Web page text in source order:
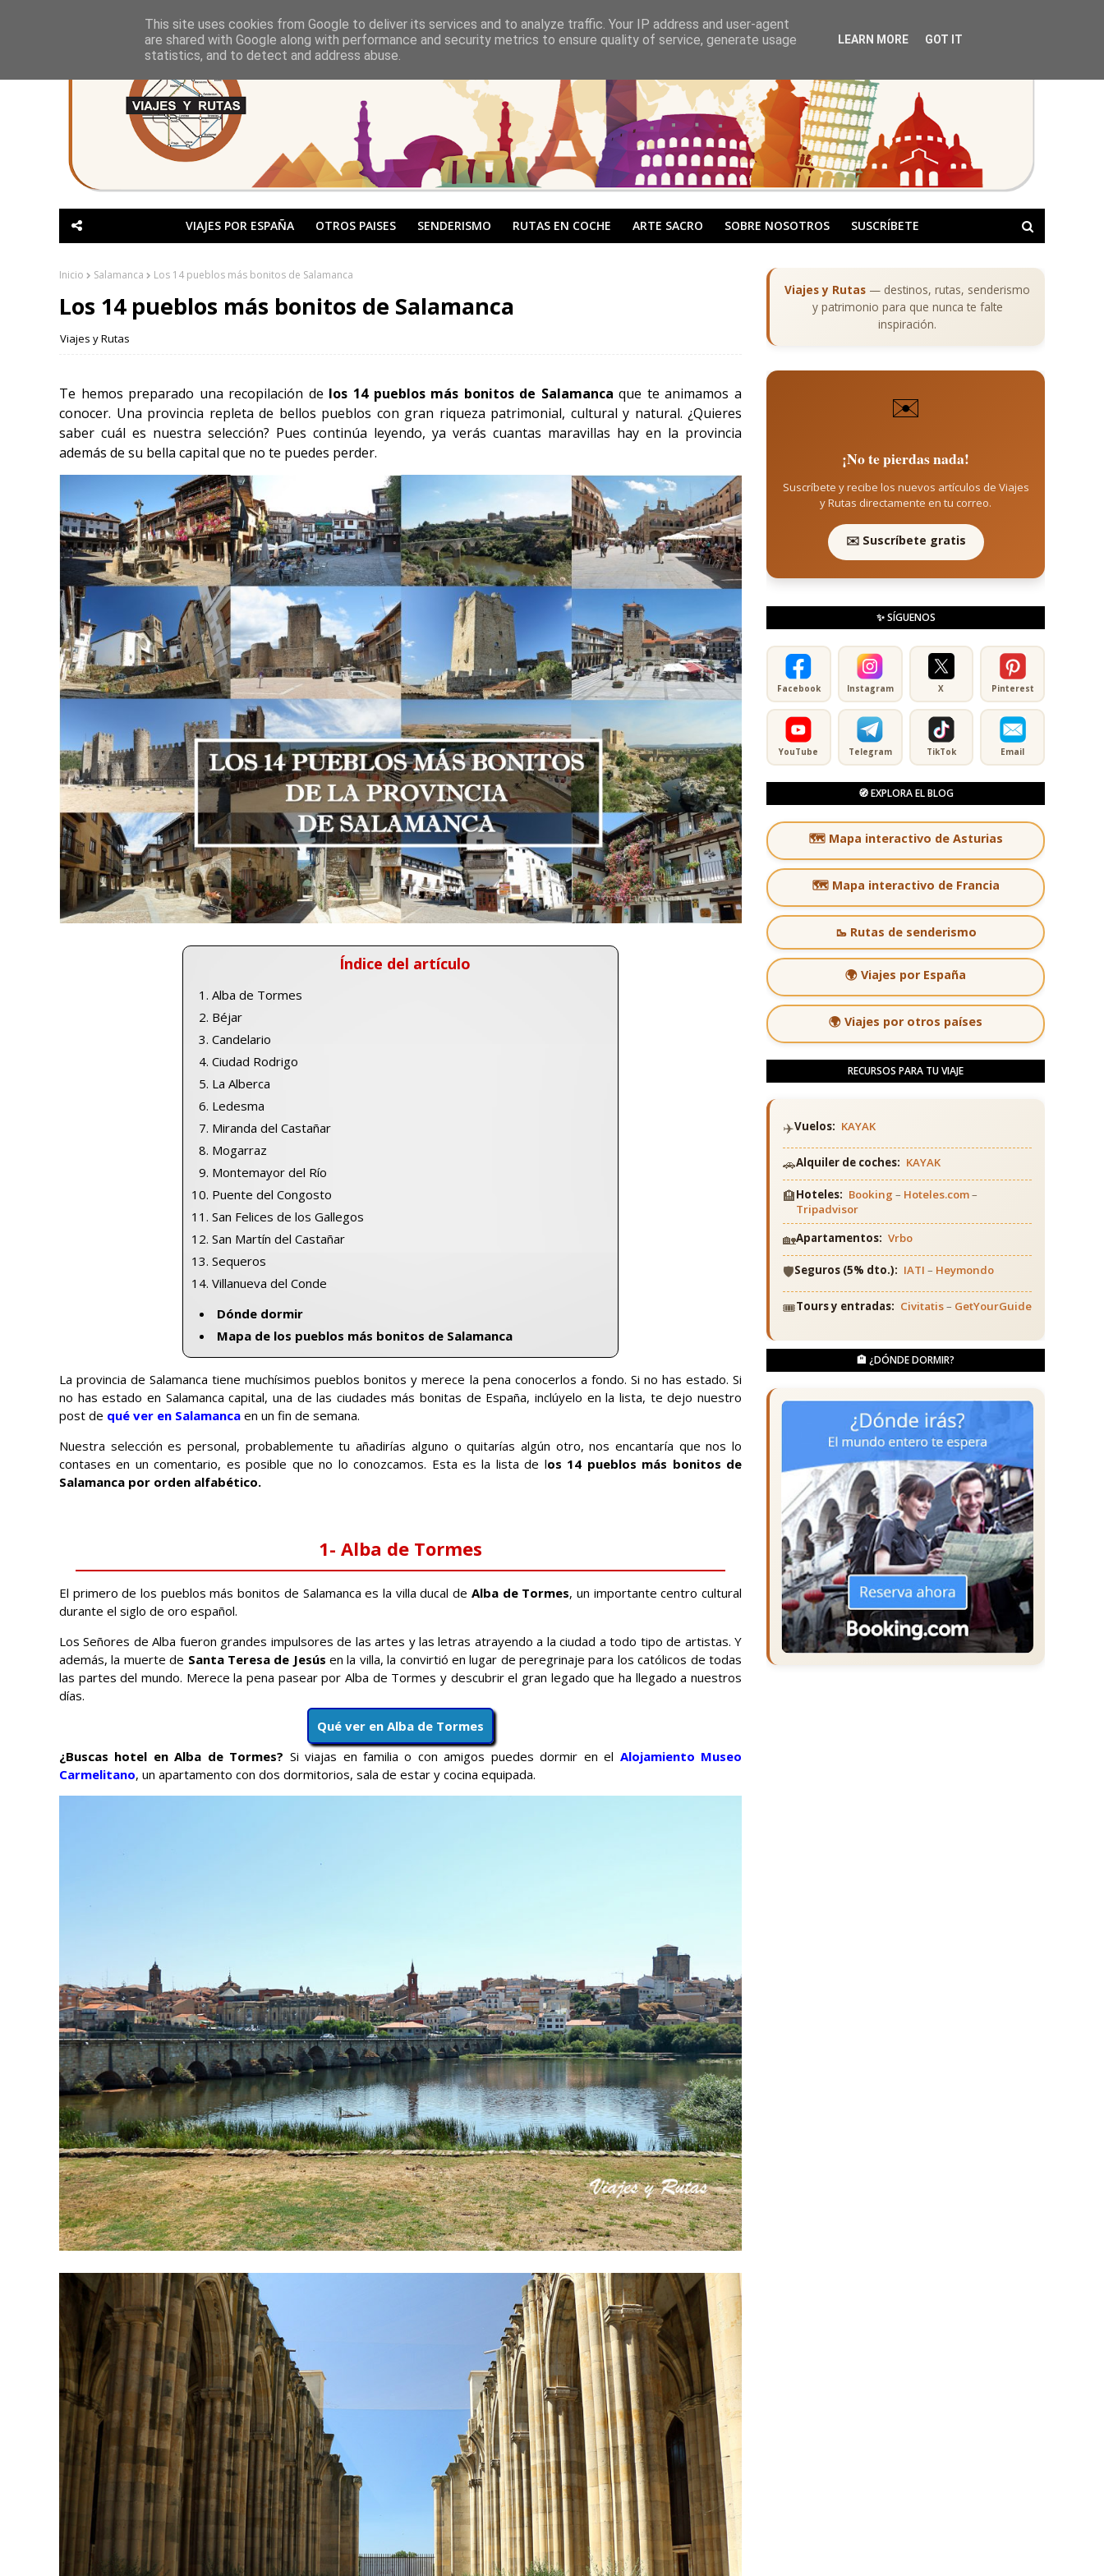
VIAJES POR ESPAÑA OTROS PAISES SENDERISMO RUTAS EN COCHE ARTE SACRO SOBRE NOSOTROS SUSCRÍBETE
Inicio Salamanca Los 14 pueblos más bonitos de Salamanca
Los 14 pueblos más bonitos de Salamanca
Viajes y Rutas
Te hemos preparado una recopilación de los 14 pueblos más bonitos de Salamanca que te animamos a
conocer. Una provincia repleta de bellos pueblos con gran riqueza patrimonial, cultural y natural. ¿Quieres
saber cuál es nuestra selección? Pues continúa leyendo, ya verás cuantas maravillas hay en la provincia
además de su bella capital que no te puedes perder.
Índice del artículo
Alba de Tormes
Béjar
Candelario
Ciudad Rodrigo
La Alberca
Ledesma
Miranda del Castañar
Mogarraz
Montemayor del Río
Puente del Congosto
San Felices de los Gallegos
San Martín del Castañar
Sequeros
Villanueva del Conde
Dónde dormir
Mapa de los pueblos más bonitos de Salamanca
La provincia de Salamanca tiene muchísimos pueblos bonitos y merece la pena conocerlos a fondo. Si no has estado. Si
no has estado en Salamanca capital, una de las ciudades más bonitas de España, inclúyelo en la lista, te dejo nuestro
post de qué ver en Salamanca en un fin de semana.
Nuestra selección es personal, probablemente tu añadirías alguno o quitarías algún otro, nos encantaría que nos lo
contases en un comentario, es posible que no lo conozcamos. Esta es la lista de los 14 pueblos más bonitos de
Salamanca por orden alfabético.
1- Alba de Tormes
El primero de los pueblos más bonitos de Salamanca es la villa ducal de Alba de Tormes, un importante centro cultural
durante el siglo de oro español.
Los Señores de Alba fueron grandes impulsores de las artes y las letras atrayendo a la ciudad a todo tipo de artistas. Y
además, la muerte de Santa Teresa de Jesús en la villa, la convirtió en lugar de peregrinaje para los católicos de todas
las partes del mundo. Merece la pena pasear por Alba de Tormes y descubrir el gran legado que ha llegado a nuestros
días.
Qué ver en Alba de Tormes
¿Buscas hotel en Alba de Tormes? Si viajas en familia o con amigos puedes dormir en el Alojamiento Museo
Carmelitano, un apartamento con dos dormitorios, sala de estar y cocina equipada.
Viajes y Rutas — destinos, rutas, senderismo
y patrimonio para que nunca te falte
inspiración.
✉️
¡No te pierdas nada!
Suscríbete y recibe los nuevos artículos de Viajes
y Rutas directamente en tu correo.
✉️ Suscríbete gratis
✨ SÍGUENOS
Facebook Instagram X Pinterest
YouTube Telegram TikTok Email
🧭 EXPLORA EL BLOG
🗺️ Mapa interactivo de Asturias
🗺️ Mapa interactivo de Francia
🥾 Rutas de senderismo
🌍 Viajes por España
🌍 Viajes por otros países
RECURSOS PARA TU VIAJE
✈️Vuelos: KAYAK
🚗Alquiler de coches: KAYAK
🏨Hoteles: Booking – Hoteles.com–
Tripadvisor
🏡Apartamentos: Vrbo
🛡️Seguros (5% dto.): IATI – Heymondo
🎟️Tours y entradas: Civitatis– GetYourGuide
🏨 ¿DÓNDE DORMIR?
This site uses cookies from Google to deliver its services and to analyze traffic. Your IP address and user-agent
are shared with Google along with performance and security metrics to ensure quality of service, generate usage
statistics, and to detect and address abuse.
LEARN MORE GOT IT